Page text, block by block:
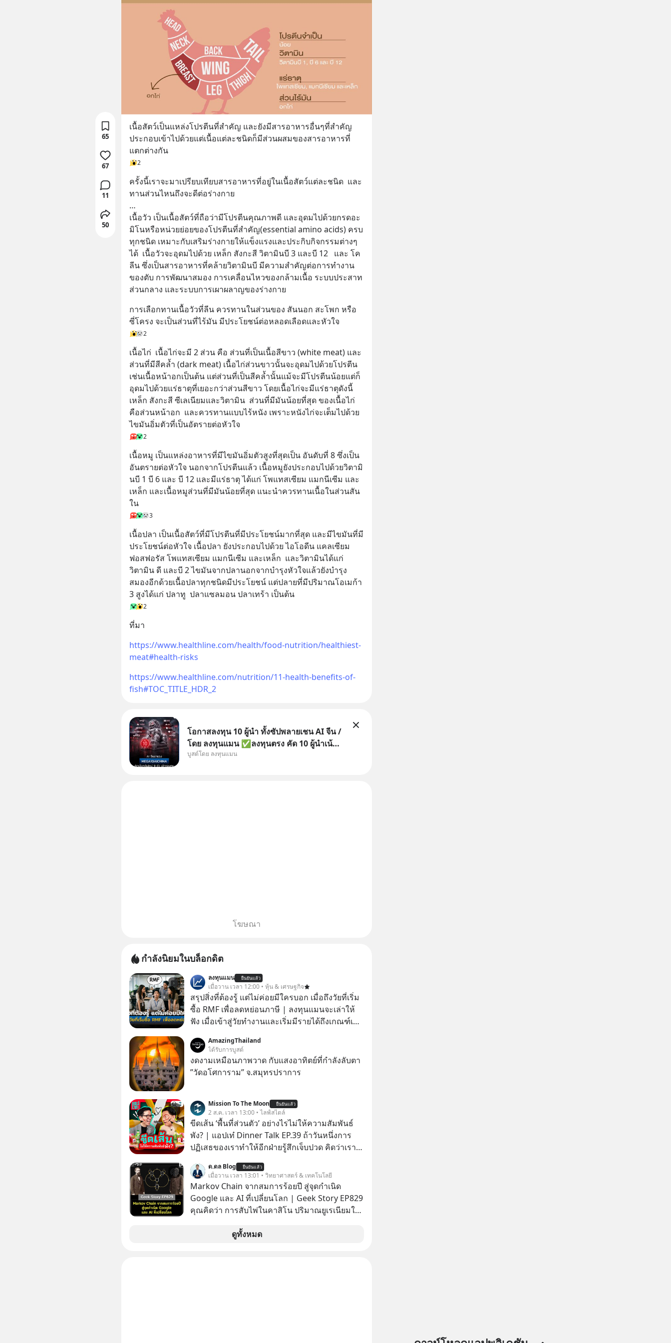
เนื้อสัตว์เป็นแหล่งโปรตีนที่สำคัญ และยังมีสารอาหารอื่นๆที่สำคัญ
ประกอบเข้าไปด้วยแต่เนื้อแต่ละชนิดก็มีส่วนผสมของสารอาหารที่
แตกต่างกัน
2
ครั้งนี้เราจะมาเปรียบเทียบสารอาหารที่อยู่ในเนื้อสัตว์แต่ละชนิด  และ
ทานส่วนไหนถึงจะดีต่อร่างกาย
…
เนื้อวัว เป็นเนื้อสัตว์ที่ถือว่ามีโปรตีนคุณภาพดี และอุดมไปด้วยกรดอะ
มิโนหรือหน่วยย่อยของโปรตีนที่สำคัญ(essential amino acids) ครบ
ทุกชนิด เหมาะกับเสริมร่างกายให้แข็งแรงและประกิบกิจกรรมต่างๆ
ได้  เนื้อวัวจะอุดมไปด้วย เหล็ก สังกะสี วิตามินบี 3 และบี 12   และ โค
ลีน ซึ่งเป็นสารอาหารที่คล้ายวิตามินบี มีความสำคัญต่อการทำงาน
ของตับ การพัฒนาสมอง การเคลื่อนไหวของกล้ามเนื้อ ระบบประสาท
ส่วนกลาง และระบบการเผาผลาญของร่างกาย
การเลือกทานเนื้อวัวที่ลีน ควรทานในส่วนของ สันนอก สะโพก หรือ
ซี่โครง จะเป็นส่วนที่ไร้มัน มีประโยชน์ต่อหลอดเลือดและหัวใจ
2
เนื้อไก่  เนื้อไก่จะมี 2 ส่วน คือ ส่วนที่เป็นเนื้อสีขาว (white meat) และ
ส่วนที่มีสีคล้ำ (dark meat) เนื้อไก่ส่วนขาวนั้นจะอุดมไปด้วยโปรตีน
เช่นเนื้อหน้าอกเป็นต้น แต่ส่วนที่เป็นสีคล้ำนั้นแม้จะมีโปรตีนน้อยแต่ก็
อุดมไปด้วยแร่ธาตุที่เยอะกว่าส่วนสีขาว โดยเนื้อไก่จะมีแร่ธาตุดังนี้
เหล็ก สังกะสี ซีเลเนียมและวิตามิน  ส่วนที่มีมันน้อยที่สุด ของเนื้อไก่
คือส่วนหน้าอก  และควรทานแบบไร้หนัง เพราะหนังไก่จะเต็มไปด้วย
ไขมันอิ่มตัวที่เป็นอัตรายต่อหัวใจ
2
เนื้อหมู เป็นแหล่งอาหารที่มีไขมันอิ่มตัวสูงที่สุดเป็น อันดับที่ 8 ซึ่งเป็น
อันตรายต่อหัวใจ นอกจากโปรตีนแล้ว เนื้อหมูยังประกอบไปด้วยวิตามิ
นบี 1 บี 6 และ บี 12 และมีแร่ธาตุ ได้แก่ โพแทสเซียม แมกนีเซีม และ
เหล็ก และเนื้อหมูส่วนที่มีมันน้อยที่สุด แนะนำควรทานเนื้อในส่วนสัน
ใน
3
เนื้อปลา เป็นเนื้อสัตว์ที่มีโปรตีนที่มีประโยชน์มากที่สุด และมีไขมันที่มี
ประโยชน์ต่อหัวใจ เนื้อปลา ยังประกอบไปด้วย ไอโอดีน แคลเซียม
ฟอสฟอรัส โพแทสเซียม แมกนีเซีม และเหล็ก  และวิตามินได้แก่
วิตามิน ดี และบี 2 ไขมันจากปลานอกจากบำรุงหัวใจแล้วยังบำรุง
สมองอีกด้วยเนื้อปลาทุกชนิดมีประโยชน์ แต่ปลายที่มีปริมาณโอเมก้า
3 สูงได้แก่ ปลาทู  ปลาแซลมอน ปลาเทร้า เป็นต้น
2
ที่มา
https://www.healthline.com/health/food-nutrition/healthiest-
meat#health-risks
https://www.healthline.com/nutrition/11-health-benefits-of-
fish#TOC_TITLE_HDR_2
65
67
11
50
โอกาสลงทุน 10 ผู้นำ ทั้งซัปพลายเชน AI จีน /
โดย ลงทุนแมน ✅ลงทุนตรง คัด 10 ผู้นำเน้น
ๆ ในธีม AI จีน ✅คัดเลือกหุ้นใหม่ 9 ตัว เข้า
บูสต์โดย ลงทุนแมน
โฆษณา
กำลังนิยมในบล็อกดิต
ลงทุนแมน ยืนยันแล้ว
เมื่อวาน เวลา 12:00 • หุ้น & เศรษฐกิจ
สรุปสิ่งที่ต้องรู้ แต่ไม่ค่อยมีใครบอก เมื่อถึงวัยที่เริ่ม
ซื้อ RMF เพื่อลดหย่อนภาษี | ลงทุนแมนจะเล่าให้
ฟัง เมื่อเข้าสู่วัยทำงานและเริ่มมีรายได้ถึงเกณฑ์เสีย
เพราะนอกจากจะช่วยลดหย่อนภาษีได้แล้ว ยังเป็น
โอกาสในการสร้างความมั่งคั่งระยะยาว แต่น้อยคน
นักที่จะลงลึกว่า ถ้าลงทุนใน RMF ควรรู้ อะไรบ้าง
ควรดู ตรงไหน ทำอย่างไร ถึงจะดีกับเรา แล้วเรา
ต่อได้จริง ๆ ลงทุนแมนจะเล่าให้ฟัง
AmazingThailand
ได้รับการบูสต์
งดงามเหมือนภาพวาด กับแสงอาทิตย์ที่กำลังลับตา
”วัดอโศการาม” จ.สมุทรปราการ
Mission To The Moon ยืนยันแล้ว
2 ส.ค. เวลา 13:00 • ไลฟ์สไตล์
ขีดเส้น ‘พื้นที่ส่วนตัว’ อย่างไรไม่ให้ความสัมพันธ์
พัง? | แอปเท๋ Dinner Talk EP.39 ถ้าวันหนึ่งการ
ปฏิเสธของเราทำให้อีกฝ่ายรู้สึกเจ็บปวด คิดว่าเรา
ไม่เคยปฏิเสธใครอย่างนี้มาก่อน แต่พอตั้งใจจะ
‘สร้างขอบเขต’ เพื่อตัวเองดูสักครั้ง กลับทำให้เกิด
รอยร้าวในความสัมพันธ์เสียอย่างนั้น โดยรายการ
แอปเท๋ Dinner Talk ในวันนี้โฮสต์ทั้ง 2 ท่าน แทป-
รวิศ หาญอุตสาหะ และ เอ๋ นิ้วกลม-สราวุธ เฮ้ง
สวัสดิ์ จะพาทุกคนไปสำรวจวิธีสร้างขอบเขตเพื่อ
รักษาใจของตัวเองและรักษาความสัมพันธ์ของคน
ด.ดล Blog ยืนยันแล้ว
เมื่อวาน เวลา 13:01 • วิทยาศาสตร์ & เทคโนโลยี
Markov Chain จากสมการร้อยปี สู่จุดกำเนิด
Google และ AI ที่เปลี่ยนโลก | Geek Story EP829
คุณคิดว่า การสับไพ่ในคาสิโน ปริมาณยูเรเนียมใน
ล้มแชมป์เก่าอย่าง Yahoo และความฉลาดของ AI
ดูทั้งหมด